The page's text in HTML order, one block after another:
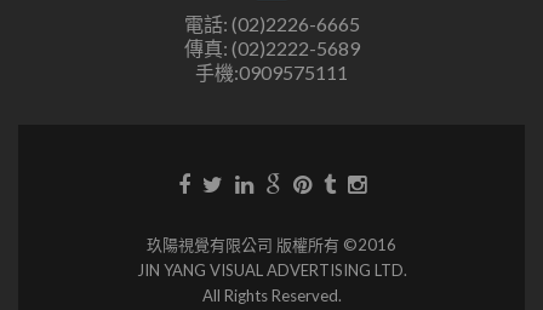
電話: (02)2226-6665
傳真: (02)2222-5689
手機:0909575111
玖陽視覺有限公司 版權所有 ©2016
JIN YANG VISUAL ADVERTISING LTD.
All Rights Reserved.